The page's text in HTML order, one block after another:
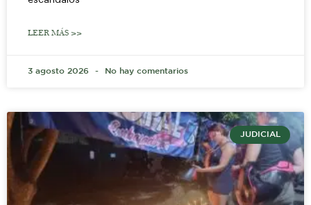
LEER MÁS >>
3 agosto 2026 No hay comentarios
JUDICIAL